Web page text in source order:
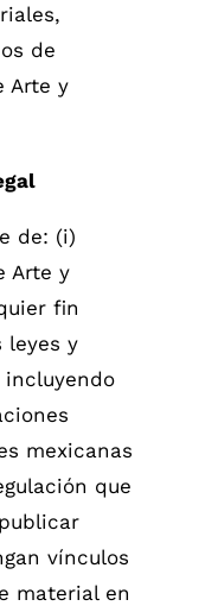
de
Arte y
de: (i)
Arte y
fin
leyes y
incluyendo
mexicanas
que
vínculos
material en